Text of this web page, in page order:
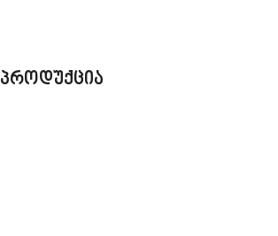
პროდუქცია